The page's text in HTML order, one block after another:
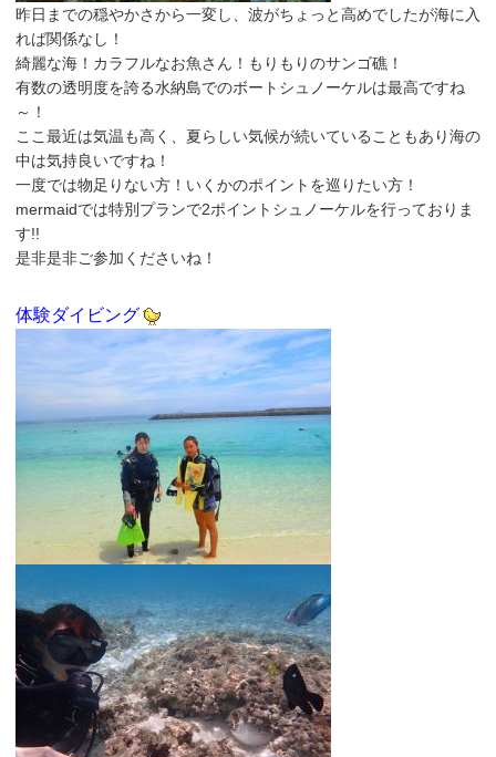
昨日までの穏やかさから一変し、波がちょっと高めでしたが海に入
れば関係なし！
綺麗な海！カラフルなお魚さん！もりもりのサンゴ礁！
有数の透明度を誇る水納島でのボートシュノーケルは最高ですね
～！
ここ最近は気温も高く、夏らしい気候が続いていることもあり海の
中は気持良いですね！
一度では物足りない方！いくかのポイントを巡りたい方！
mermaidでは特別プランで2ポイントシュノーケルを行っておりま
す!!
是非是非ご参加くださいね！
体験ダイビング